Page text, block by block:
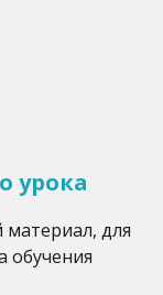
урока
для
обучения